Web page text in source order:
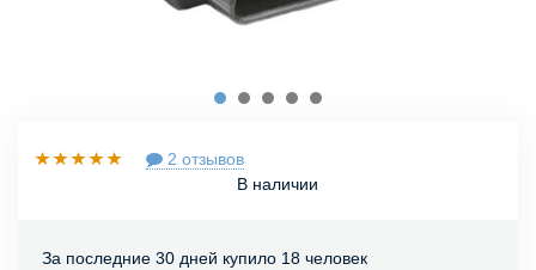
2 отзывов
В наличии
За последние 30 дней купило 18 человек